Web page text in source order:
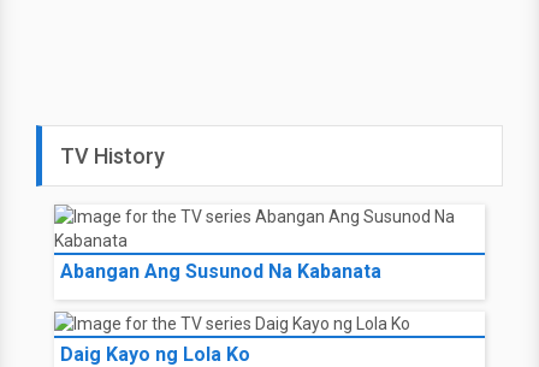
TV History
Abangan Ang Susunod Na Kabanata
Daig Kayo ng Lola Ko